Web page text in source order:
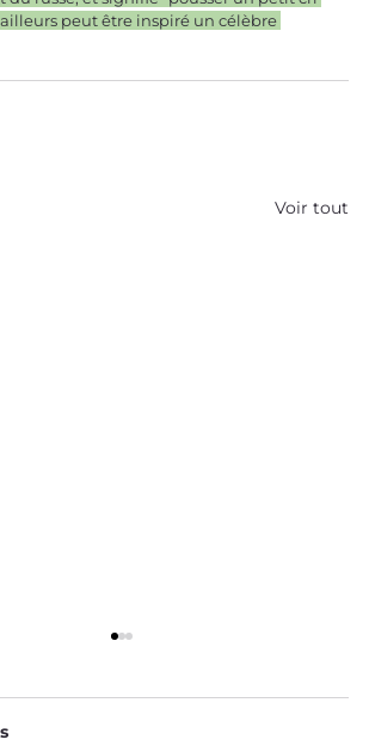
peut être inspiré un célèbre
Voir tout